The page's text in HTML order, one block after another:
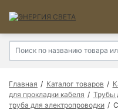
Главная Каталог товаров
для прокладки кабеля
Трубы
труба для электропроводки